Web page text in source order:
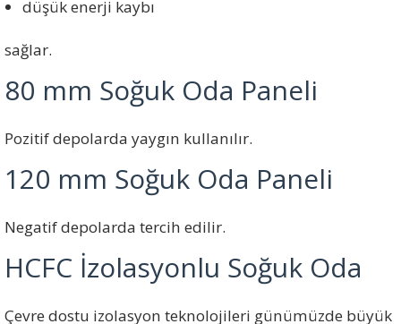
düşük enerji kaybı
sağlar.
80 mm Soğuk Oda Paneli
Pozitif depolarda yaygın kullanılır.
120 mm Soğuk Oda Paneli
Negatif depolarda tercih edilir.
HCFC İzolasyonlu Soğuk Oda
Çevre dostu izolasyon teknolojileri günümüzde büyük